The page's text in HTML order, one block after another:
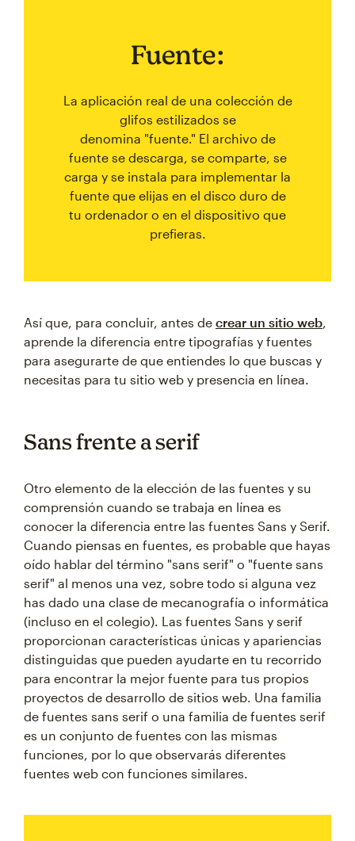
Fuente:
La aplicación real de una colección de
glifos estilizados se
denomina "fuente." El archivo de
fuente se descarga, se comparte, se
carga y se instala para implementar la
fuente que elijas en el disco duro de
tu ordenador o en el dispositivo que
prefieras.
Así que, para concluir, antes de crear un sitio web,
aprende la diferencia entre tipografías y fuentes
para asegurarte de que entiendes lo que buscas y
necesitas para tu sitio web y presencia en línea.
Sans frente a serif
Otro elemento de la elección de las fuentes y su
comprensión cuando se trabaja en línea es
conocer la diferencia entre las fuentes Sans y Serif.
Cuando piensas en fuentes, es probable que hayas
oído hablar del término "sans serif" o "fuente sans
serif" al menos una vez, sobre todo si alguna vez
has dado una clase de mecanografía o informática
(incluso en el colegio). Las fuentes Sans y serif
proporcionan características únicas y apariencias
distinguidas que pueden ayudarte en tu recorrido
para encontrar la mejor fuente para tus propios
proyectos de desarrollo de sitios web. Una familia
de fuentes sans serif o una familia de fuentes serif
es un conjunto de fuentes con las mismas
funciones, por lo que observarás diferentes
fuentes web con funciones similares.